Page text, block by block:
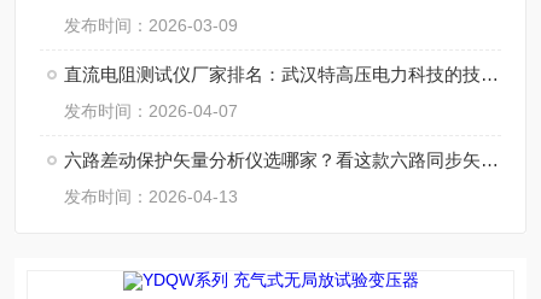
发布时间：2026-03-09
直流电阻测试仪厂家排名：武汉特高压电力科技的技术路径与案例分享
发布时间：2026-04-07
六路差动保护矢量分析仪选哪家？看这款六路同步矢量分析仪的解决方案
发布时间：2026-04-13